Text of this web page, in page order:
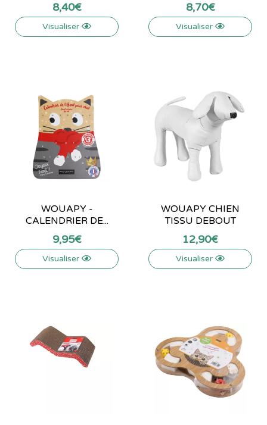
8,40€
Visualiser
8,70€
Visualiser
WOUAPY -
CALENDRIER DE...
9,95€
Visualiser
WOUAPY CHIEN
TISSU DEBOUT
12,90€
Visualiser